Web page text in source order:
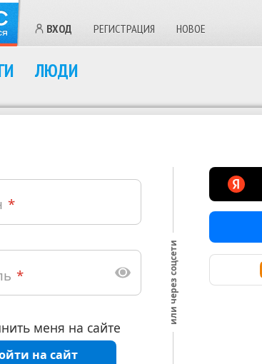
ВХОД РЕГИСТРАЦИЯ НОВОЕ
ЛЮДИ
*
*
меня на сайте
на сайт
или через соцсети